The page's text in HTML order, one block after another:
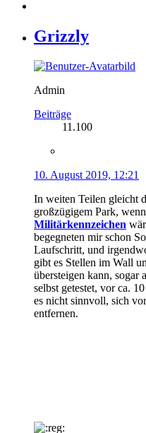
Grizzly
Admin
Beiträge
11.100
10. August 2019, 12:21
In weiten Teilen gleicht
großzügigem Park,
Militärkennzeichen
begegneten mir schon
Laufschritt, und
gibt es Stellen im Wall
übersteigen kann,
selbst getestet, vor ca.
es nicht sinnvoll, sich
entfernen.